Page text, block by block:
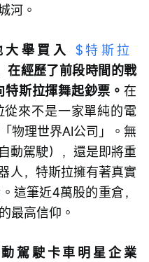
河。
大舉買入 $特斯拉
在經歷了前段時間的戰
斯拉揮舞起鈔票。 在
來不是一家單純的電
物理世界AI公司」。無
動駕駛），還是即將重
人，特斯拉擁有著真實
這筆近4萬股的重倉，
最高信仰。
駕駛卡車明星企業